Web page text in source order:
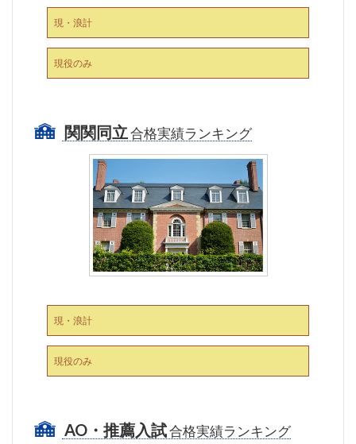
現・浪計
現役のみ
関関同立合格実績ランキング
現・浪計
現役のみ
AO・推薦入試合格実績ランキング